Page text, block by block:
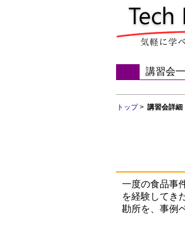
講習会
トップ> 講習会詳細
一度の食品事
を経験してき
勘所を、事例